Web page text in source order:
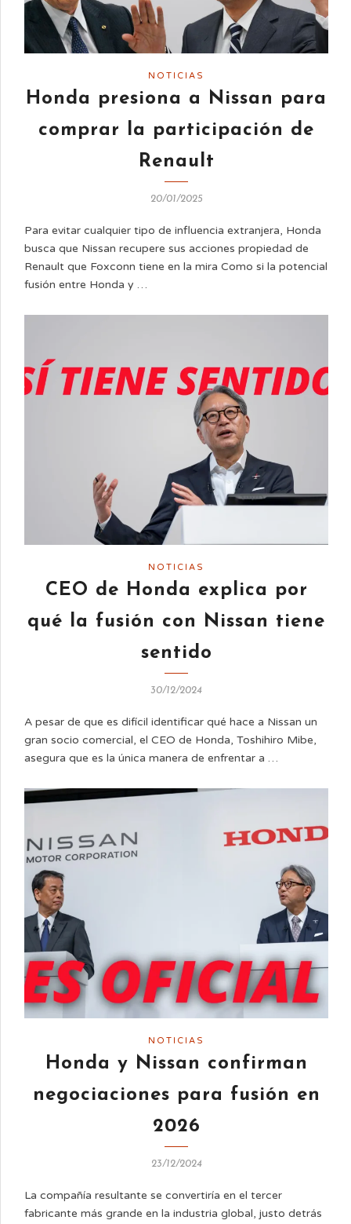
NOTICIAS
Honda presiona a Nissan para
comprar la participación de
Renault
20/01/2025
Para evitar cualquier tipo de influencia extranjera, Honda
busca que Nissan recupere sus acciones propiedad de
Renault que Foxconn tiene en la mira Como si la potencial
fusión entre Honda y …
NOTICIAS
CEO de Honda explica por
qué la fusión con Nissan tiene
sentido
30/12/2024
A pesar de que es difícil identificar qué hace a Nissan un
gran socio comercial, el CEO de Honda, Toshihiro Mibe,
asegura que es la única manera de enfrentar a …
NOTICIAS
Honda y Nissan confirman
negociaciones para fusión en
2026
23/12/2024
La compañía resultante se convertiría en el tercer
fabricante más grande en la industria global, justo detrás